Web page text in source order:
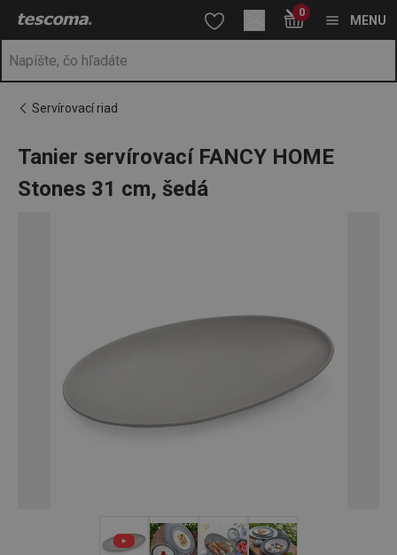
Nachádzate sa na stránke Tanier servírovací FANCY HOME
Prejsť na hlavný obsah
Prejsť na vyhľadávanie
Prejsť na navigáciu 0
MENU
Servírovací riad
Tanier servírovací FANCY HOME
Stones 31 cm, šedá